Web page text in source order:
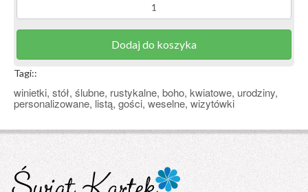
Dodaj do koszyka
Tagi::
winietki, stół, ślubne, rustykalne, boho, kwiatowe, urodziny,
personalizowane, listą, gości, weselne, wizytówki